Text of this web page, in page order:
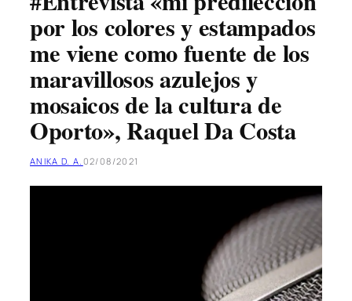
por los colores y estampados
me viene como fuente de los
maravillosos azulejos y
mosaicos de la cultura de
Oporto», Raquel Da Costa
ANIKA D. A. 02/08/2021